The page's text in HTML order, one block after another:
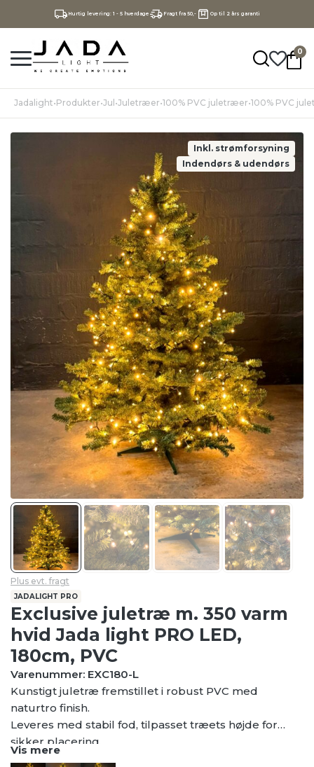
Hurtig levering: 1 - 5 hverdage Fragt fra 50,- Op til 2 års garanti
0
Jadalight•Produkter•Jul •Juletræer•100% PVC juletræer•100% PVC
Inkl. strømforsyning
Indendørs & udendørs
Plus evt. fragt
JADALIGHT PRO
Exclusive juletræ m. 350 varm
hvid Jada light PRO LED,
180cm, PVC
Varenummer: EXC180-L
Kunstigt juletræ fremstillet i robust PVC med
naturtro finish.
Leveres med stabil fod, tilpasset træets højde for
sikker placering.
Opbygget i flere sektioner for nem montering,
Vis mere